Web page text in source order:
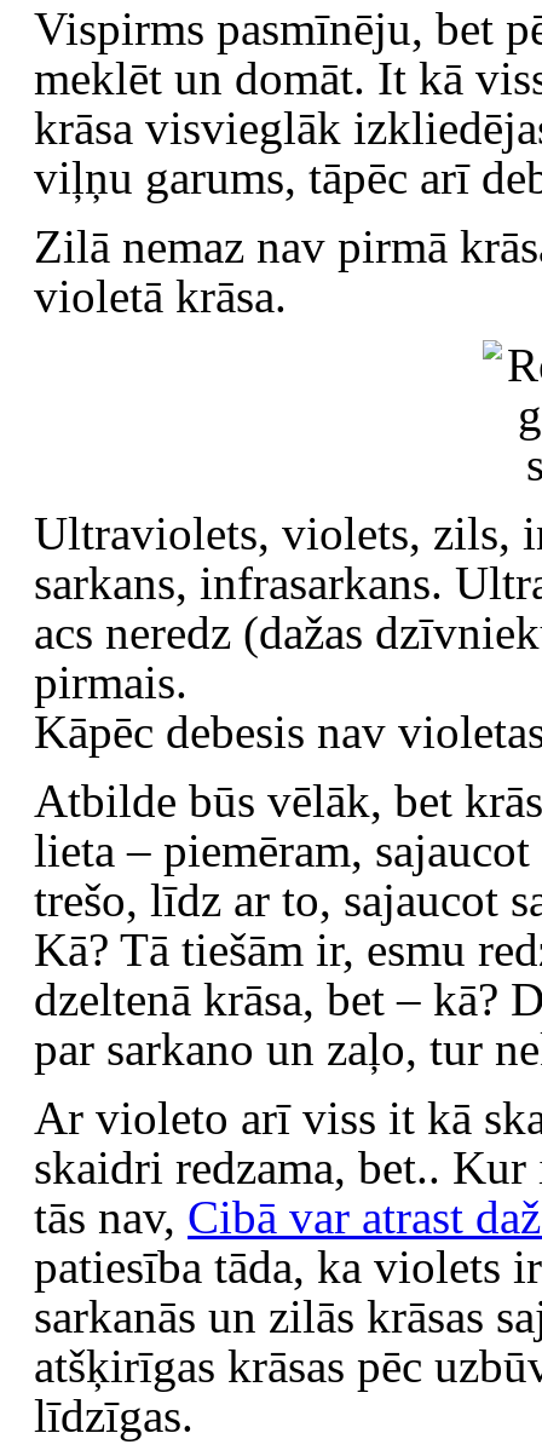
Vispirms pasmīnēju, bet
meklēt un domāt. It kā
krāsa visvieglāk
viļņu garums, tāpēc arī
Zilā nemaz nav pirmā
violetā krāsa.
Ultraviolets, violets, zils,
sarkans, infrasarkans.
acs neredz (dažas
pirmais.
Kāpēc debesis nav
Atbilde būs vēlāk, bet
lieta – piemēram,
trešo, līdz ar to, sajaucot
Kā? Tā tiešām ir, esmu
dzeltenā krāsa, bet – kā?
par sarkano un zaļo, tur
Ar violeto arī viss it kā
skaidri redzama, bet..
tās nav, Cibā var atrast
patiesība tāda, ka violets
sarkanās un zilās krāsas
atšķirīgas krāsas pēc
līdzīgas.